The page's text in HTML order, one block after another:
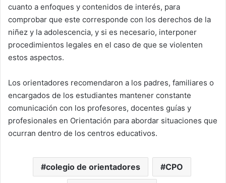
cuanto a enfoques y contenidos de interés, para
comprobar que este corresponde con los derechos de la
niñez y la adolescencia, y si es necesario, interponer
procedimientos legales en el caso de que se violenten
estos aspectos.
Los orientadores recomendaron a los padres, familiares o
encargados de los estudiantes mantener constante
comunicación con los profesores, docentes guías y
profesionales en Orientación para abordar situaciones que
ocurran dentro de los centros educativos.
colegio de orientadores CPO